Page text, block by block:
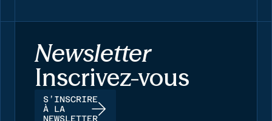
Newsletter
Inscrivez-vous
S’INSCRIRE
À LA
NEWSLETTER